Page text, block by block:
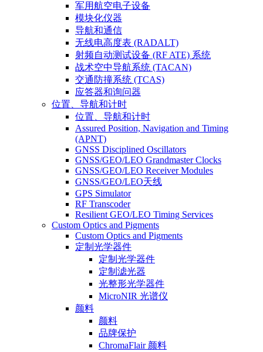
军用航空电子设备
模块化仪器
导航和通信
无线电高度表 (RADALT)
射频自动测试设备 (RF ATE) 系统
战术空中导航系统 (TACAN)
交通防撞系统 (TCAS)
应答器和询问器
位置、导航和计时
位置、导航和计时
Assured Position, Navigation and Timing
(APNT)
GNSS Disciplined Oscillators
GNSS/GEO/LEO Grandmaster Clocks
GNSS/GEO/LEO Receiver Modules
GNSS/GEO/LEO天线
GPS Simulator
RF Transcoder
Resilient GEO/LEO Timing Services
Custom Optics and Pigments
Custom Optics and Pigments
定制光学器件
定制光学器件
定制滤光器
光整形光学器件
MicroNIR 光谱仪
颜料
颜料
品牌保护
ChromaFlair 颜料